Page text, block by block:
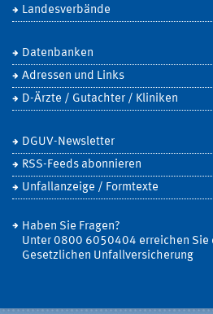
Landesverbände
Datenbanken
Adressen und Links
D-Ärzte / Gutachter / Kliniken
DGUV-Newsletter
RSS-Feeds abonnieren
Unfallanzeige / Formtexte
Haben Sie Fragen?
Unter 0800 6050404 erreichen Sie
Gesetzlichen Unfallversicherung